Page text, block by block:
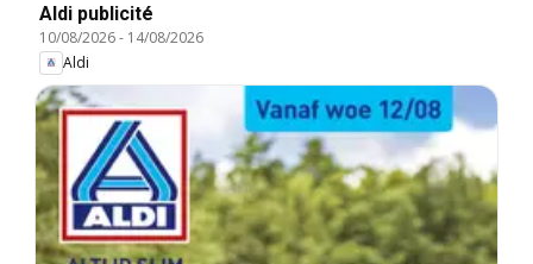
Aldi publicité
10/08/2026- 14/08/2026
Aldi